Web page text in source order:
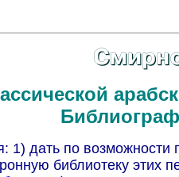
1) дать по
библиотеку этих